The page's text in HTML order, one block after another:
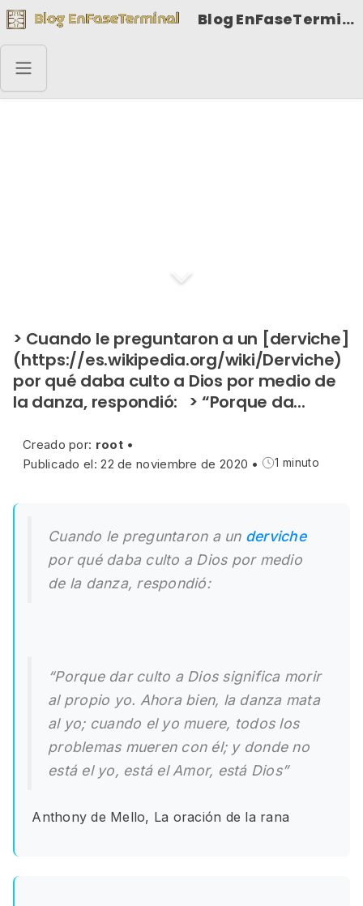
Blog EnFaseTerminal
> Cuando le preguntaron a un [derviche]
(https://es.wikipedia.org/wiki/Derviche)
por qué daba culto a Dios por medio de
la danza, respondió: > “Porque da...
Creado por: root •
Publicado el: 22 de noviembre de 2020 • 1 minuto
Cuando le preguntaron a un derviche
por qué daba culto a Dios por medio
de la danza, respondió:
“Porque dar culto a Dios significa morir
al propio yo. Ahora bien, la danza mata
al yo; cuando el yo muere, todos los
problemas mueren con él; y donde no
está el yo, está el Amor, está Dios”
Anthony de Mello, La oración de la rana